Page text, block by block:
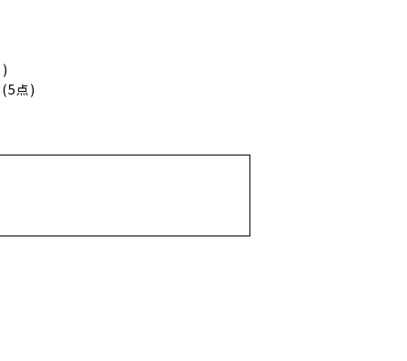
(5点)